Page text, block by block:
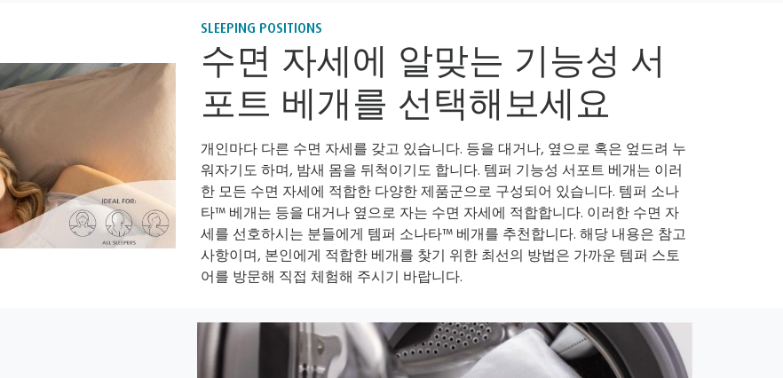
SLEEPING POSITIONS
수면 자세에 알맞는 기능성 서
포트 베개를 선택해보세요
개인마다 다른 수면 자세를 갖고 있습니다. 등을 대거나, 옆으로 혹은 엎드려 누
워자기도 하며, 밤새 몸을 뒤척이기도 합니다. 템퍼 기능성 서포트 베개는 이러
한 모든 수면 자세에 적합한 다양한 제품군으로 구성되어 있습니다. 템퍼 소나
타™ 베개는 등을 대거나 옆으로 자는 수면 자세에 적합합니다. 이러한 수면 자
세를 선호하시는 분들에게 템퍼 소나타™ 베개를 추천합니다. 해당 내용은 참고
사항이며, 본인에게 적합한 베개를 찾기 위한 최선의 방법은 가까운 템퍼 스토
어를 방문해 직접 체험해 주시기 바랍니다.